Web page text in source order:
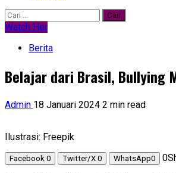
Cari
untuk:
Watch Her
Berita
Belajar dari Brasil, Bullying
Admin 18 Januari 2024 2 min read
Ilustrasi: Freepik
Facebook 0 Twitter/X 0 WhatsApp0 0